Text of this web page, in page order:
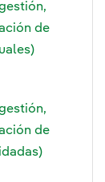
de
de